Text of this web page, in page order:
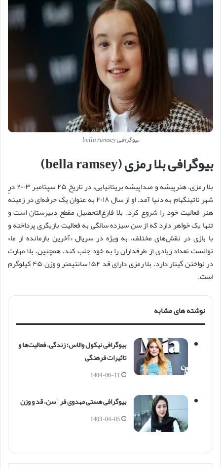
بیوگرافی bella ramsey
بیوگرافی بلا رمزی (bella ramsey)
بلا رمزی، هنرپیشه و صداپیشه بریتانیایی، در تاریخ ۲۵ سپتامبر ۲۰۰۳ در
شهر ناتینگهام به دنیا آمد. او از سال ۲۰۱۸ به عنوان یک حرفه‌ای در زمینهٔ
هنر فعالیت خود را شروع کرد. بلا فارغ‌التحصیل مقطع دبیرستان است و
تنها یک خواهر دارد که از سن سیزده سالگی به فعالیت بازیگری پرداخته و
با بازی در نقش‌های مختلف، به ویژه در سریال «آخرین بازمانده از ما»
توانست تعداد زیادی از طرفداران را به خود جلب کند. همچنین، بلا مهارت
در نواختن گیتار دارد. بلا رمزی دارای قد ۱۵۲ سانتیمتر و وزن ۴۵ کیلوگرم
است.
نوشته های مشابه
بیوگرافی نیکول والاس؛ زندگی، فعالیت‌ها و
تاثیرات فرهنگی
1404-06-11
بیوگرافی هستی مهدوی فر | سن، قد و وزن
1403-04-05